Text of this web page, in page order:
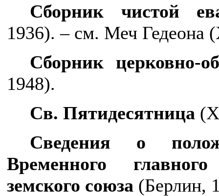
Сборник чистой
1936). – см. Меч Гедеона
Сборник церковно-
1948).
Св. Пятидесятница (
Сведения о
Временного
земского союза (Берлин,